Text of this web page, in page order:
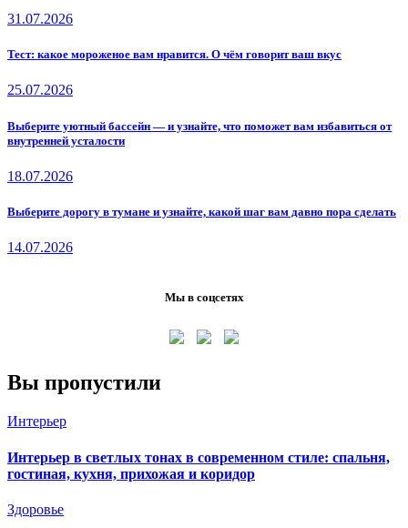
31.07.2026
Тест: какое мороженое вам нравится. О чём говорит ваш вкус
25.07.2026
Выберите уютный бассейн — и узнайте, что поможет вам избавиться от
внутренней усталости
18.07.2026
Выберите дорогу в тумане и узнайте, какой шаг вам давно пора сделать
14.07.2026
Мы в соцсетях
Вы пропустили
Интерьер
Интерьер в светлых тонах в современном стиле: спальня,
гостиная, кухня, прихожая и коридор
Здоровье